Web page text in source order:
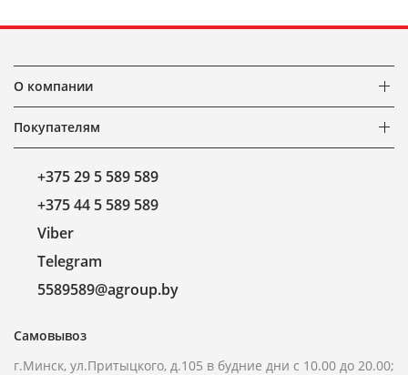
О компании
Покупателям
+375 29 5 589 589
+375 44 5 589 589
Viber
Telegram
5589589@agroup.by
Самовывоз
г.Минск, ул.Притыцкого, д.105 в будние дни с 10.00 до 20.00;